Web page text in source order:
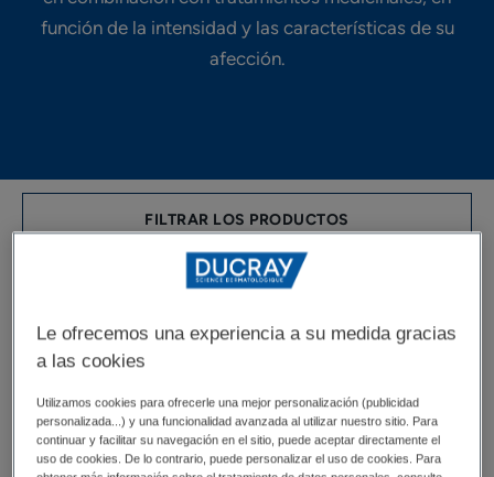
función de la intensidad y las características de su
afección.
FILTRAR LOS PRODUCTOS
8 resultados "KERACNYL - Pieles grasas
o propensas al acné"
SÉRUM
REGULADOR
ANTIIMPERFECCIONES
KERACNYL
Gel
limpiador
Le ofrecemos una experiencia a su medida gracias
a las cookies
Utilizamos cookies para ofrecerle una mejor personalización (publicidad
personalizada...) y una funcionalidad avanzada al utilizar nuestro sitio. Para
continuar y facilitar su navegación en el sitio, puede aceptar directamente el
uso de cookies. De lo contrario, puede personalizar el uso de cookies. Para